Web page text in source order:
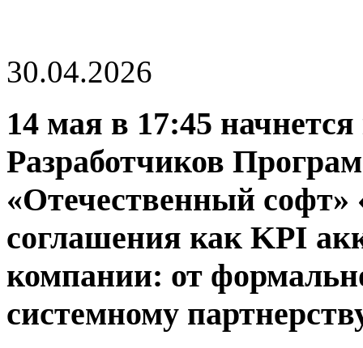
30.04.2026
14 мая в 17:45
Разработчиков
«Отечественный софт»
соглашения как KPI
компании: от
системному